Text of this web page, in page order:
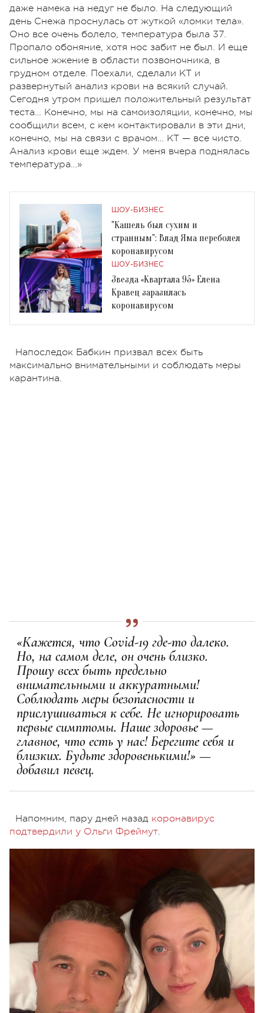
даже намека на недуг не было. На следующий
день Снежа проснулась от жуткой «ломки тела».
Оно все очень болело, температура была 37.
Пропало обоняние, хотя нос забит не был. И еще
сильное жжение в области позвоночника, в
грудном отделе. Поехали, сделали КТ и
развернутый анализ крови на всякий случай.
Сегодня утром пришел положительный результат
теста… Конечно, мы на самоизоляции, конечно, мы
сообщили всем, с кем контактировали в эти дни,
конечно, мы на связи с врачом… КТ — все чисто.
Анализ крови еще ждем. У меня вчера поднялась
температура…»
ШОУ-БИЗНЕС
"Кашель был сухим и
странным": Влад Яма переболел
коронавирусом
ШОУ-БИЗНЕС
Звезда «Квартала 95» Елена
Кравец заразилась
коронавирусом
Напоследок Бабкин призвал всех быть
максимально внимательными и соблюдать меры
карантина.
«Кажется, что Covid-19 где-то далеко.
Но, на самом деле, он очень близко.
Прошу всех быть предельно
внимательными и аккуратными!
Соблюдать меры безопасности и
прислушиваться к себе. Не игнорировать
первые симптомы. Наше здоровье —
главное, что есть у нас! Берегите себя и
близких. Будьте здоровенькими!» —
добавил певец.
Напомним, пару дней назад коронавирус
подтвердили у Ольги Фреймут.